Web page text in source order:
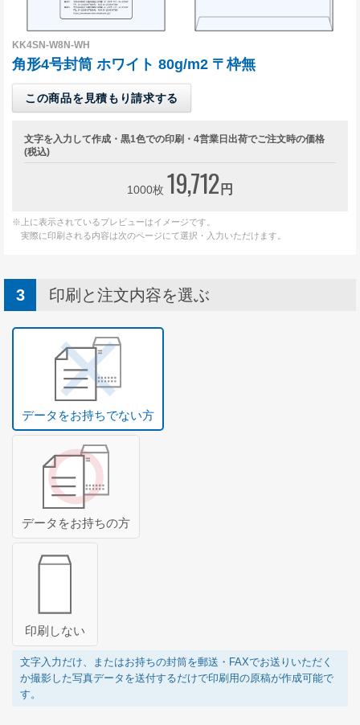
Illustrator入稿ガイド
Word・Excel入稿ガイド
印刷方法について
印刷色について
紙の種類について
口糊加工について
サイズについて
透けない封筒について
マチつき封筒について
貼り合わせについて
無料サンプル請求について
長形3号封筒の特徴
角形2号封筒の特徴
ご注文について
ご注文の流れ
納期について
配送・送料について
よくある質問
KK4SN-W8N-WH
角形4号封筒 ホワイト 80g/m2 〒枠無
この商品を見積もり請求する
文字を入力して作成・黒1色での印刷・4営業日出荷でご注文時の価格
(税込)
1000枚 19,712 円
※上に表示されているプレビューはイメージです。
実際に印刷される内容は次のページにて選択・入力いただけます。
印刷と注文内容を選ぶ
データをお持ちでない方
データをお持ちの方
印刷しない
文字入力だけ、またはお持ちの封筒を郵送・FAXでお送りいただく
か撮影した写真データを送付するだけで印刷用の原稿が作成可能で
す。